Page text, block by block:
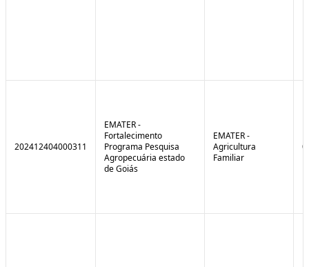
202412404000311
EMATER -
Fortalecimento
Programa Pesquisa
Agropecuária estado
de Goiás
EMATER -
Agricultura
Familiar